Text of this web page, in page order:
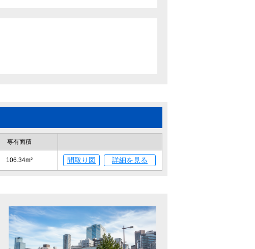
専有面積
106.34m² 間取り図 詳細を見る